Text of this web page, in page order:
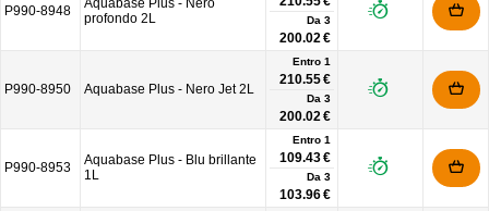
P990-8948
Aquabase Plus - Nero
profondo 2L
Da 3
200.02 €
P990-8950 Aquabase Plus - Nero Jet 2L
Entro 1
210.55 €
Da 3
200.02 €
P990-8953
Aquabase Plus - Blu brillante
1L
Entro 1
109.43 €
Da 3
103.96 €